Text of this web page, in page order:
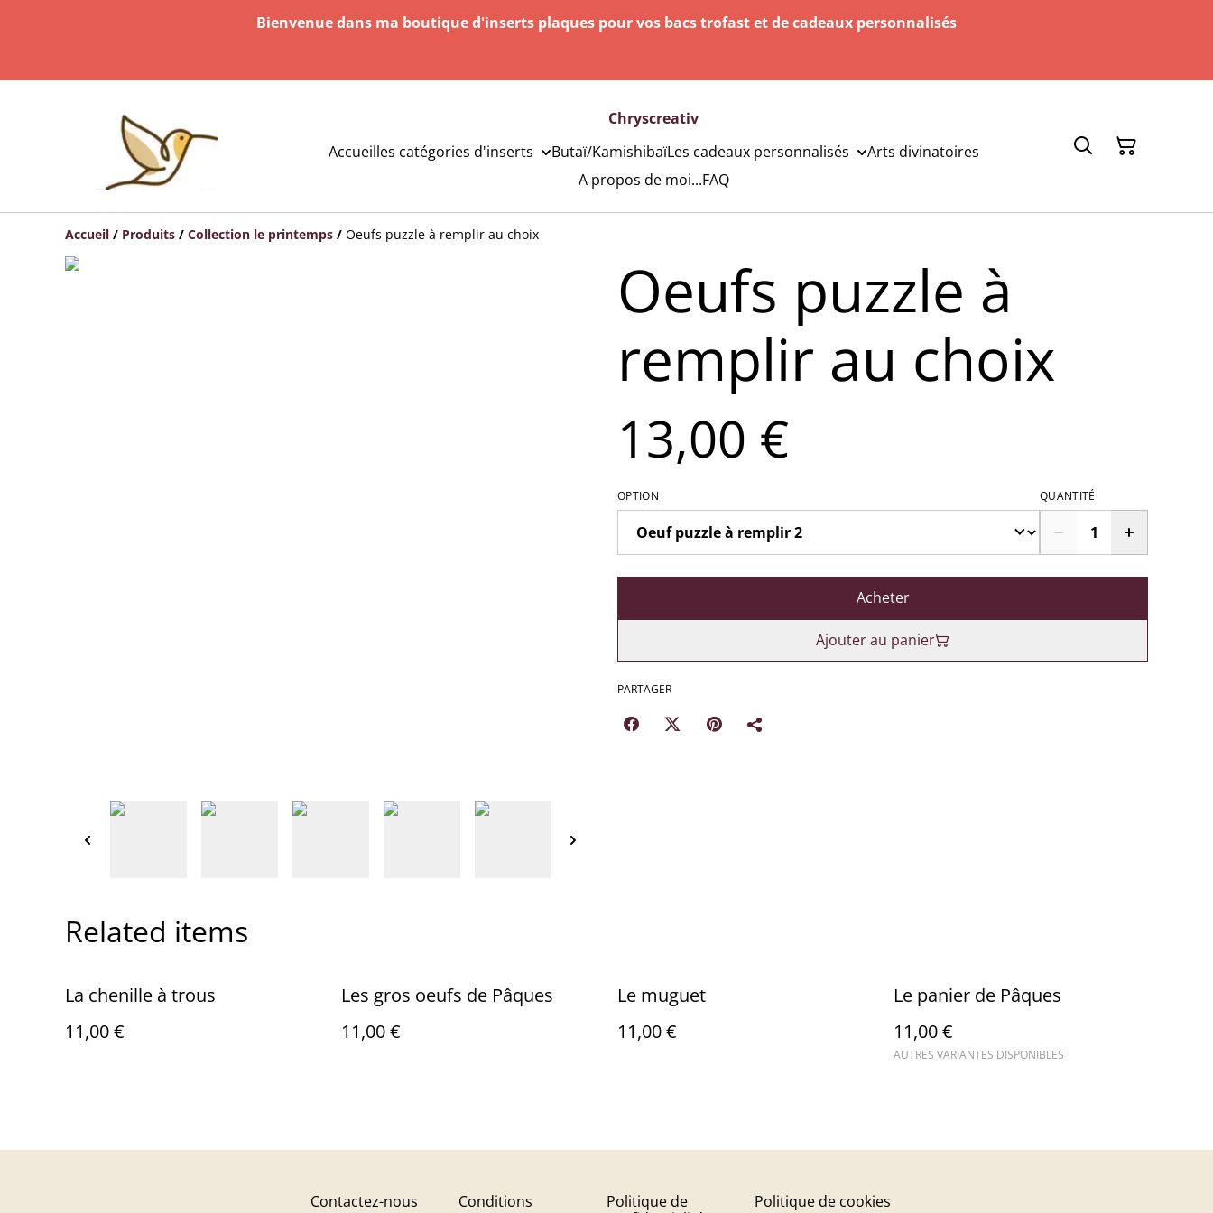
Bienvenue dans ma boutique d'inserts plaques pour vos bacs trofast et de cadeaux personnalisés
Chryscreativ
Accueilles catégories d'inserts Butaï/KamishibaïLes cadeaux personnalisés
Arts divinatoires
A propos de moi...FAQ
Accueil / Produits / Collection le printemps / Oeufs puzzle à remplir au choix
Oeufs puzzle à
remplir au choix
13,00 €
OPTION QUANTITÉ
Acheter
Ajouter au panier
PARTAGER
Related items
La chenille à trous
11,00 €
Les gros oeufs de Pâques
11,00 €
Le muguet
11,00 €
Le panier de Pâques
11,00 €
AUTRES VARIANTES DISPONIBLES
Contactez-nous Conditions
Politique de
Politique de cookies